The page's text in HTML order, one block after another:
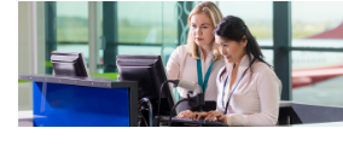
VOOR WIE?
MERKEN